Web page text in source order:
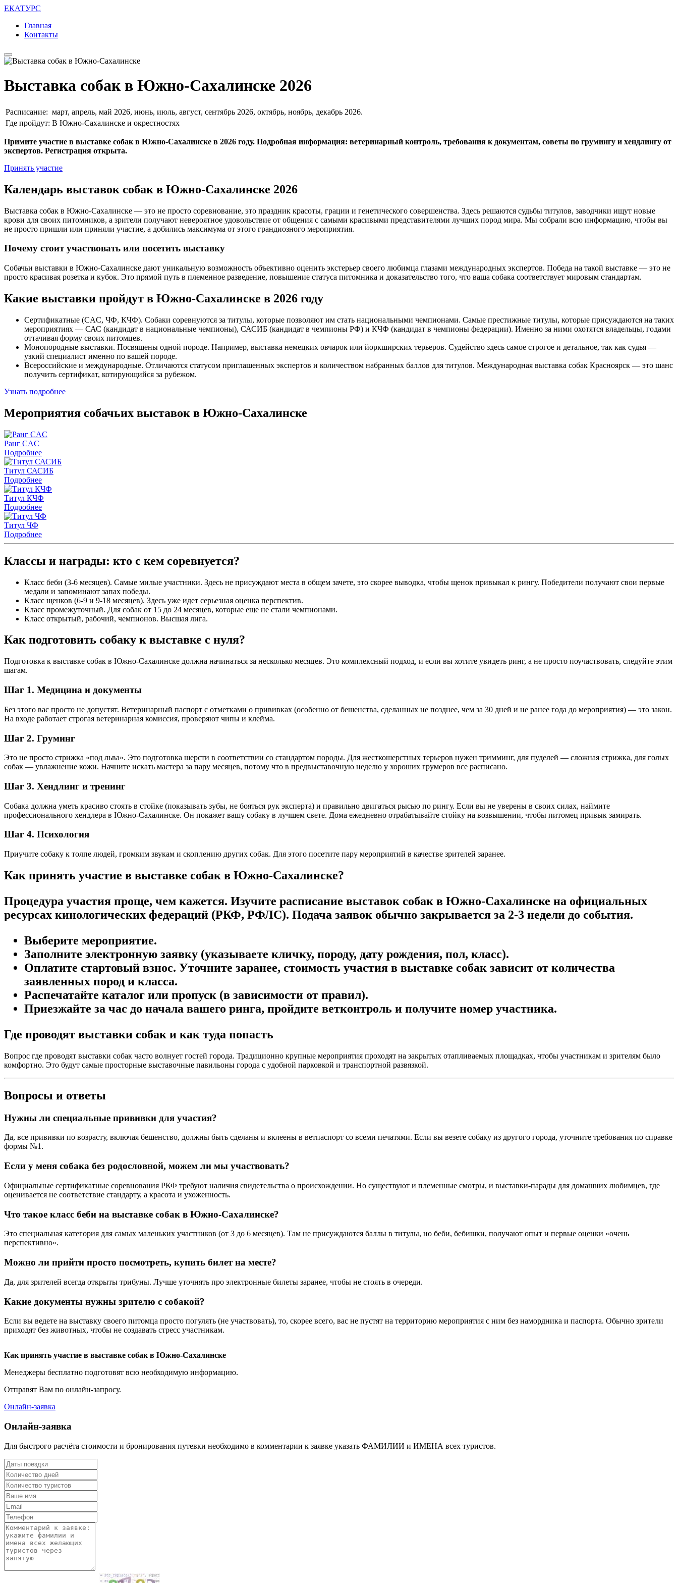
ЕКАТУРС
Главная
Контакты
Выставка собак в Южно-Сахалинске 2026
Расписание: март, апрель, май 2026, июнь, июль, август, сентябрь 2026, октябрь, ноябрь, декабрь 2026.
Где пройдут: В Южно-Сахалинске и окрестностях
Примите участие в выставке собак в Южно-Сахалинске в 2026 году. Подробная информация: ветеринарный контроль, требования к документам, советы по грумингу и хендлингу от
экспертов. Регистрация открыта.
Принять участие
Календарь выставок собак в Южно-Сахалинске 2026
Выставка собак в Южно-Сахалинске — это не просто соревнование, это праздник красоты, грации и генетического совершенства. Здесь решаются судьбы титулов, заводчики ищут новые
крови для своих питомников, а зрители получают невероятное удовольствие от общения с самыми красивыми представителями лучших пород мира. Мы собрали всю информацию, чтобы вы
не просто пришли или приняли участие, а добились максимума от этого грандиозного мероприятия.
Почему стоит участвовать или посетить выставку
Собачьи выставки в Южно-Сахалинске дают уникальную возможность объективно оценить экстерьер своего любимца глазами международных экспертов. Победа на такой выставке — это не
просто красивая розетка и кубок. Это прямой путь в племенное разведение, повышение статуса питомника и доказательство того, что ваша собака соответствует мировым стандартам.
Какие выставки пройдут в Южно-Сахалинске в 2026 году
Сертификатные (CAC, ЧФ, КЧФ). Собаки соревнуются за титулы, которые позволяют им стать национальными чемпионами. Самые престижные титулы, которые присуждаются на таких
мероприятиях — САС (кандидат в национальные чемпионы), САСИБ (кандидат в чемпионы РФ) и КЧФ (кандидат в чемпионы федерации). Именно за ними охотятся владельцы, годами
оттачивая форму своих питомцев.
Монопородные выставки. Посвящены одной породе. Например, выставка немецких овчарок или йоркширских терьеров. Судейство здесь самое строгое и детальное, так как судья —
узкий специалист именно по вашей породе.
Всероссийские и международные. Отличаются статусом приглашенных экспертов и количеством набранных баллов для титулов. Международная выставка собак Красноярск — это шанс
получить сертификат, котирующийся за рубежом.
Узнать подробнее
Мероприятия собачьих выставок в Южно-Сахалинске
Ранг CAC
Подробнее
Титул САСИБ
Подробнее
Титул КЧФ
Подробнее
Титул ЧФ
Подробнее
Классы и награды: кто с кем соревнуется?
Класс беби (3-6 месяцев). Самые милые участники. Здесь не присуждают места в общем зачете, это скорее выводка, чтобы щенок привыкал к рингу. Победители получают свои первые
медали и запоминают запах победы.
Класс щенков (6-9 и 9-18 месяцев). Здесь уже идет серьезная оценка перспектив.
Класс промежуточный. Для собак от 15 до 24 месяцев, которые еще не стали чемпионами.
Класс открытый, рабочий, чемпионов. Высшая лига.
Как подготовить собаку к выставке с нуля?
Подготовка к выставке собак в Южно-Сахалинске должна начинаться за несколько месяцев. Это комплексный подход, и если вы хотите увидеть ринг, а не просто поучаствовать, следуйте этим
шагам.
Шаг 1. Медицина и документы
Без этого вас просто не допустят. Ветеринарный паспорт с отметками о прививках (особенно от бешенства, сделанных не позднее, чем за 30 дней и не ранее года до мероприятия) — это закон.
На входе работает строгая ветеринарная комиссия, проверяют чипы и клейма.
Шаг 2. Груминг
Это не просто стрижка «под льва». Это подготовка шерсти в соответствии со стандартом породы. Для жесткошерстных терьеров нужен тримминг, для пуделей — сложная стрижка, для голых
собак — увлажнение кожи. Начните искать мастера за пару месяцев, потому что в предвыставочную неделю у хороших грумеров все расписано.
Шаг 3. Хендлинг и тренинг
Собака должна уметь красиво стоять в стойке (показывать зубы, не бояться рук эксперта) и правильно двигаться рысью по рингу. Если вы не уверены в своих силах, наймите
профессионального хендлера в Южно-Сахалинске. Он покажет вашу собаку в лучшем свете. Дома ежедневно отрабатывайте стойку на возвышении, чтобы питомец привык замирать.
Шаг 4. Психология
Приучите собаку к толпе людей, громким звукам и скоплению других собак. Для этого посетите пару мероприятий в качестве зрителей заранее.
Как принять участие в выставке собак в Южно-Сахалинске?
Процедура участия проще, чем кажется. Изучите расписание выставок собак в Южно-Сахалинске на официальных
ресурсах кинологических федераций (РКФ, РФЛС). Подача заявок обычно закрывается за 2-3 недели до события.
Выберите мероприятие.
Заполните электронную заявку (указываете кличку, породу, дату рождения, пол, класс).
Оплатите стартовый взнос. Уточните заранее, стоимость участия в выставке собак зависит от количества
заявленных пород и класса.
Распечатайте каталог или пропуск (в зависимости от правил).
Приезжайте за час до начала вашего ринга, пройдите ветконтроль и получите номер участника.
Где проводят выставки собак и как туда попасть
Вопрос где проводят выставки собак часто волнует гостей города. Традиционно крупные мероприятия проходят на закрытых отапливаемых площадках, чтобы участникам и зрителям было
комфортно. Это будут самые просторные выставочные павильоны города с удобной парковкой и транспортной развязкой.
Вопросы и ответы
Нужны ли специальные прививки для участия?
Да, все прививки по возрасту, включая бешенство, должны быть сделаны и вклеены в ветпаспорт со всеми печатями. Если вы везете собаку из другого города, уточните требования по справке
формы №1.
Если у меня собака без родословной, можем ли мы участвовать?
Официальные сертификатные соревнования РКФ требуют наличия свидетельства о происхождении. Но существуют и племенные смотры, и выставки-парады для домашних любимцев, где
оценивается не соответствие стандарту, а красота и ухоженность.
Что такое класс беби на выставке собак в Южно-Сахалинске?
Это специальная категория для самых маленьких участников (от 3 до 6 месяцев). Там не присуждаются баллы в титулы, но беби, бебишки, получают опыт и первые оценки «очень
перспективно».
Можно ли прийти просто посмотреть, купить билет на месте?
Да, для зрителей всегда открыты трибуны. Лучше уточнять про электронные билеты заранее, чтобы не стоять в очереди.
Какие документы нужны зрителю с собакой?
Если вы ведете на выставку своего питомца просто погулять (не участвовать), то, скорее всего, вас не пустят на территорию мероприятия с ним без намордника и паспорта. Обычно зрители
приходят без животных, чтобы не создавать стресс участникам.
Как принять участие в выставке собак в Южно-Сахалинске
Менеджеры бесплатно подготовят всю необходимую информацию.
Отправят Вам по онлайн-запросу.
Онлайн-заявка
Онлайн-заявка
Для быстрого расчёта стоимости и бронирования путевки необходимо в комментарии к заявке указать ФАМИЛИИ и ИМЕНА всех туристов.